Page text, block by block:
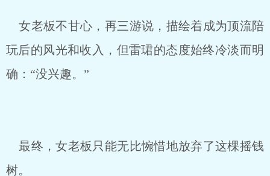
女老板不甘心，再三游说，描绘着成为顶流陪
玩后的风光和收入，但雷珺的态度始终冷淡而明
确：“没兴趣。”
最终，女老板只能无比惋惜地放弃了这棵摇钱
树。